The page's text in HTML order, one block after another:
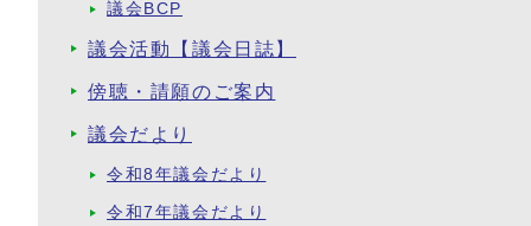
議会BCP
議会活動【議会日誌】
傍聴・請願のご案内
議会だより
令和8年議会だより
令和7年議会だより